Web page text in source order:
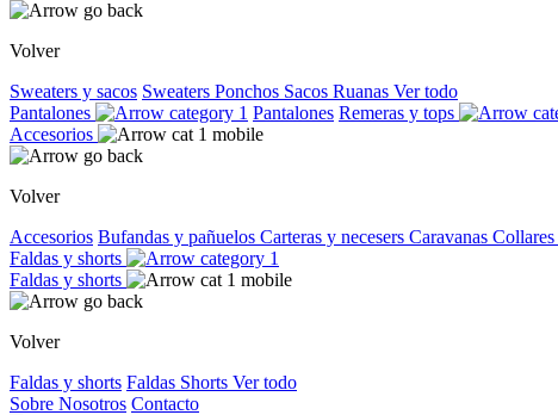
Volver
Sweaters y sacos Sweaters Ponchos Sacos Ruanas Ver todo
Pantalones
Pantalones Remeras y tops
Accesorios
Volver
Accesorios Bufandas y pañuelos Carteras y necesers Caravanas Collares
Faldas y shorts
Faldas y shorts
Volver
Faldas y shorts Faldas Shorts Ver todo
Sobre Nosotros Contacto